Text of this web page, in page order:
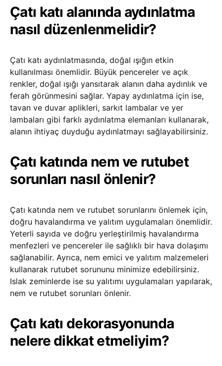
Çatı katı alanında aydınlatma
nasıl düzenlenmelidir?
Çatı katı aydınlatmasında, doğal ışığın etkin
kullanılması önemlidir. Büyük pencereler ve açık
renkler, doğal ışığı yansıtarak alanın daha aydınlık ve
ferah görünmesini sağlar. Yapay aydınlatma için ise,
tavan ve duvar aplikleri, sarkıt lambalar ve yer
lambaları gibi farklı aydınlatma elemanları kullanarak,
alanın ihtiyaç duyduğu aydınlatmayı sağlayabilirsiniz.
Çatı katında nem ve rutubet
sorunları nasıl önlenir?
Çatı katında nem ve rutubet sorunlarını önlemek için,
doğru havalandırma ve yalıtım uygulamaları önemlidir.
Yeterli sayıda ve doğru yerleştirilmiş havalandırma
menfezleri ve pencereler ile sağlıklı bir hava dolaşımı
sağlanabilir. Ayrıca, nem emici ve yalıtım malzemeleri
kullanarak rutubet sorununu minimize edebilirsiniz.
Islak zeminlerde ise su yalıtımı uygulamaları yapılarak,
nem ve rutubet sorunları önlenir.
Çatı katı dekorasyonunda
nelere dikkat etmeliyim?